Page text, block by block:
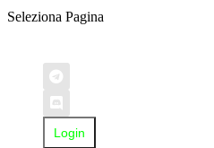
Seleziona Pagina
Login